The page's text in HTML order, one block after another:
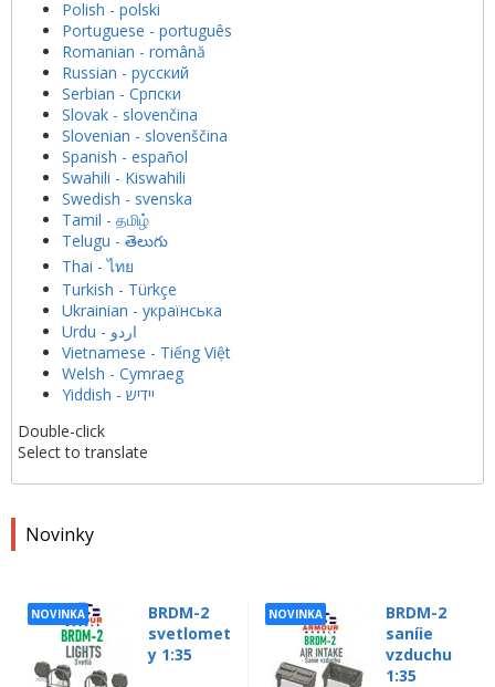
Novinky
NOVINKA
BRDM-2
svetlomet
y 1:35
NOVINKA
BRDM-2
saníie
vzduchu
1:35
Polish - polski
Portuguese - português
Romanian - română
Russian - русский
Serbian - Српски
Slovak - slovenčina
Slovenian - slovenščina
Spanish - español
Swahili - Kiswahili
Swedish - svenska
Tamil - தமிழ்
Telugu - తెలుగు
Thai - ไทย
Turkish - Türkçe
Ukrainian - українська
Vietnamese - Tiếng Việt
Welsh - Cymraeg
Yiddish - יידיש
Double-click
Select to translate